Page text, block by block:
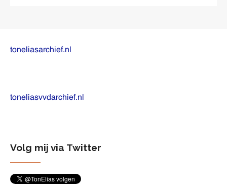
toneliasarchief.nl
toneliasvvdarchief.nl
Volg mij via Twitter